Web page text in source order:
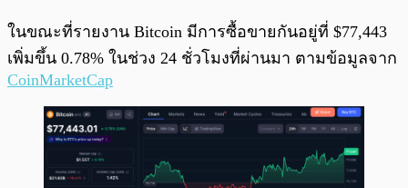
ในขณะที่รายงาน Bitcoin มีการซื้อขายกันอยู่ที่ $77,443
เพิ่มขึ้น 0.78% ในช่วง 24 ชั่วโมงที่ผ่านมา ตามข้อมูลจาก
CoinMarketCap